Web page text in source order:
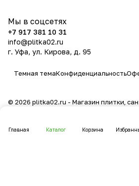
Главная Каталог Корзина
Мы в соцсетях
+7 917 381 10 31
info@plitka02.ru
г. Уфа, ул. Кирова, д. 95
Темная темаКонфиденциальность
© 2026 plitka02.ru - Магазин плитки,